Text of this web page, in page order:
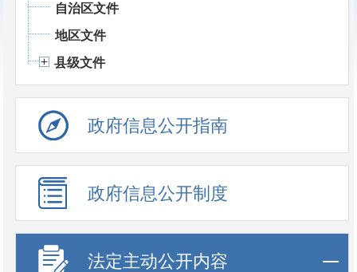
自治区文件
地区文件
县级文件
政府信息公开指南
政府信息公开制度
法定主动公开内容